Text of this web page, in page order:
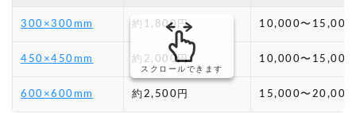
300×300mm 約1,800円 10,000〜15,000
450×450mm 約2,000円 10,000〜15,000
600×600mm 約2,500円 15,000〜20,000
スクロールできます